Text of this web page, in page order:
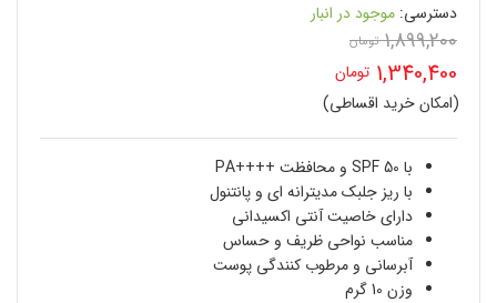
دسترسی: موجود در انبار
1,899,200 تومان
اصلی
1,899,200 تومان
بود.
1,340,400 تومان
قیمت
فعلی
1,340,400 تومان
است.
(امکان خرید اقساطی)
با SPF 50 و محافظت ++++PA
با ریز جلبک مدیترانه ای و پانتنول
دارای خاصیت آنتی اکسیدانی
مناسب نواحی ظریف و حساس
آبرسانی و مرطوب کنندگی پوست
وزن 10 گرم